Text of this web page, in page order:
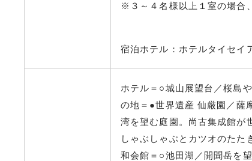
※３～４名様以上１室の場合
宿泊ホテル：ホテルタイセ
ホテル＝○城山展望台／桜島
の地＝●世界遺産 仙厳園／薩
湾を望む庭園。尚古集成館が
しゃぶしゃぶとカツオのた
和会館＝○池田湖／開聞岳を